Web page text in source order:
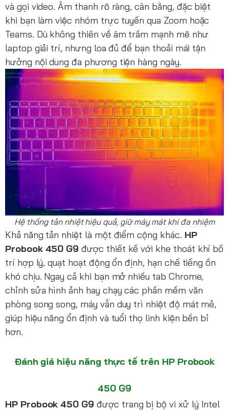
và gọi video. Âm thanh rõ ràng, cân bằng, đặc biệt
khi bạn làm việc nhóm trực tuyến qua Zoom hoặc
Teams. Dù không thiên về âm trầm mạnh mẽ như
laptop giải trí, nhưng loa đủ để bạn thoải mái tận
hưởng nội dung đa phương tiện hàng ngày.
Hệ thống tản nhiệt hiệu quả, giữ máy mát khi đa nhiệm
Khả năng tản nhiệt là một điểm cộng khác. HP
Probook 450 G9 được thiết kế với khe thoát khí bố
trí hợp lý, quạt hoạt động ổn định, hạn chế tiếng ồn
khó chịu. Ngay cả khi bạn mở nhiều tab Chrome,
chỉnh sửa hình ảnh hay chạy các phần mềm văn
phòng song song, máy vẫn duy trì nhiệt độ mát mẻ,
giúp hiệu năng ổn định và tuổi thọ linh kiện bền bỉ
hơn.
Đánh giá hiệu năng thực tế trên HP Probook
450 G9
HP Probook 450 G9 được trang bị bộ vi xử lý Intel